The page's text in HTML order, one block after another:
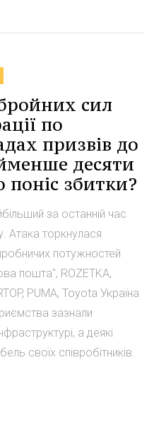
сил
по
призвів до
десяти
поніс збитки?
за останній час
Атака торкнулася
потужностей
пошта", ROZETKA,
PUMA, Toyota Україна
зазнали
а деякі
своїх співробітників.